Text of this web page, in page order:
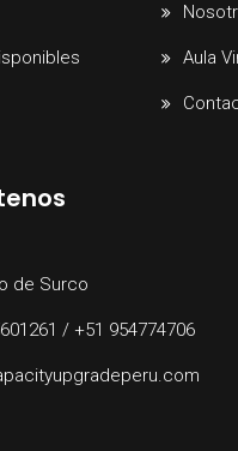
Aula
de Surco
/ +51 954774706